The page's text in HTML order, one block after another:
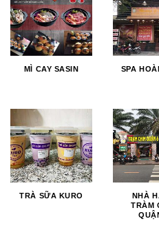
MÌ CAY SASIN SPA
TRÀ SỮA KURO
NHÀ
TRÀM